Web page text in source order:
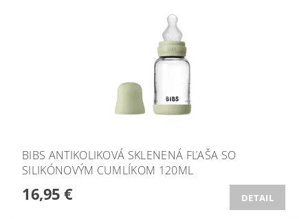
BIBS ANTIKOLIKOVÁ SKLENENÁ FĽAŠA SO
SILIKÓNOVÝM CUMLÍKOM 120ML
16,95 € DETAIL